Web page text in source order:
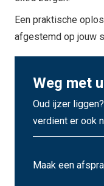
Een praktische
afgestemd op jouw
Weg met
Oud ijzer
verdient er ook
Maak een